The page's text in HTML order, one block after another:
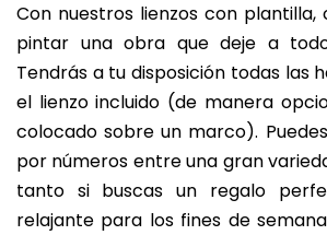
Con nuestros lienzos con plantilla,
pintar una obra que deje a
Tendrás a tu disposición todas las
el lienzo incluido (de manera
colocado sobre un marco).
por números entre una gran
tanto si buscas un regalo
relajante para los fines de
producto
es
de
0,0
sobre
5
estrellas.